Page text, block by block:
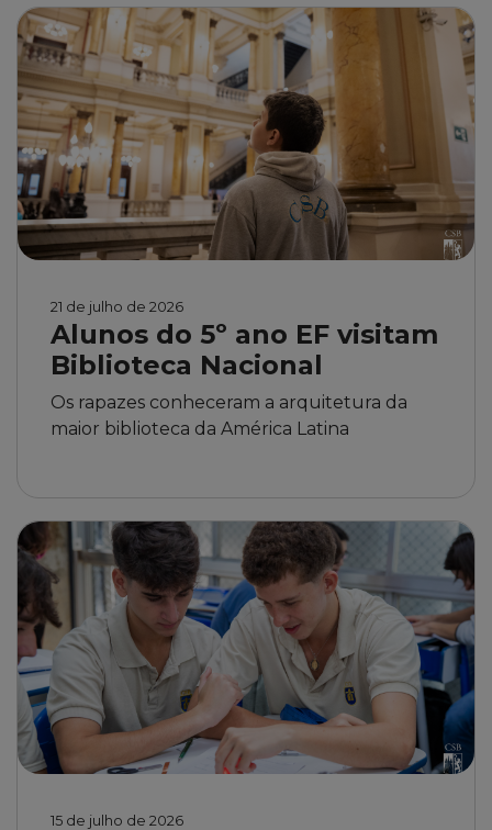
21 de julho de 2026
Alunos do 5º ano EF visitam
Biblioteca Nacional
Os rapazes conheceram a arquitetura da
maior biblioteca da América Latina
15 de julho de 2026